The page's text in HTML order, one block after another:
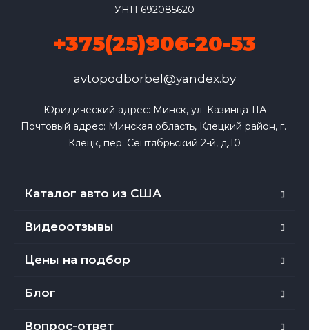
УНП 692085620
+375(25)906-20-53
avtopodborbel@yandex.by
Юридический адрес: Минск, ул. Казинца 11А
Почтовый адрес: Минская область, Клецкий район, г.
Клецк, пер. Сентябрьский 2-й, д.10
Каталог авто из США
Видеоотзывы
Цены на подбор
Блог
Вопрос-ответ